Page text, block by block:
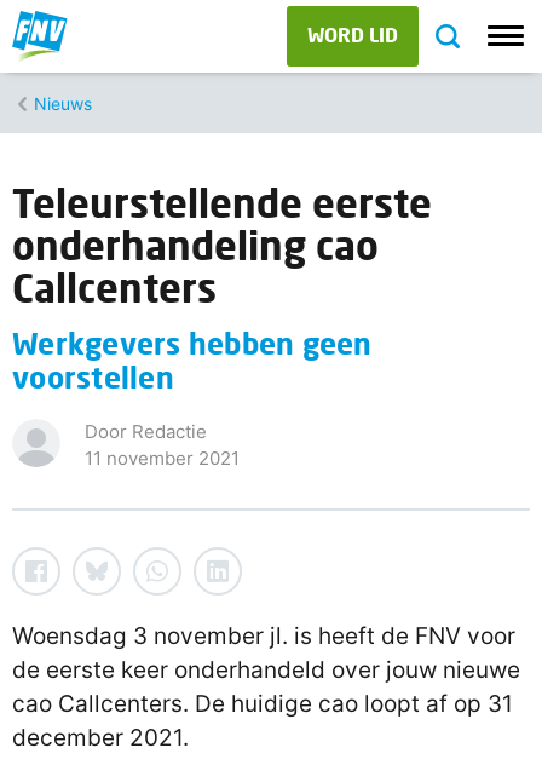
WORD LID
Nieuws
Teleurstellende eerste
onderhandeling cao
Callcenters
Werkgevers hebben geen
voorstellen
Door Redactie
11 november 2021
Woensdag 3 november jl. is heeft de FNV voor
de eerste keer onderhandeld over jouw nieuwe
cao Callcenters. De huidige cao loopt af op 31
december 2021.